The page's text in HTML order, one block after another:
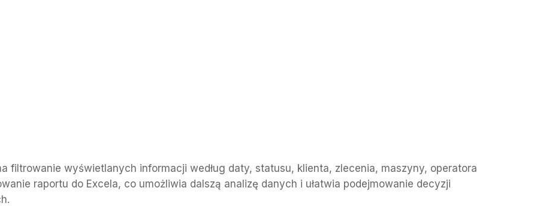
filtrowanie wyświetlanych informacji według daty, statusu, klienta, zlecenia, maszyny, operatora
raportu do Excela, co umożliwia dalszą analizę danych i ułatwia podejmowanie decyzji